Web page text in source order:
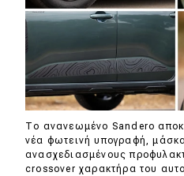
Το ανανεωμένο Sandero
νέα φωτεινή υπογραφή, μάσκα
ανασχεδιασμένους
crossover χαρακτήρα του